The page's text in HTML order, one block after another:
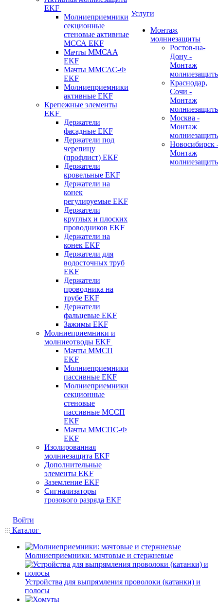
EKF
Молниеприемники
секционные
стеновые активные
МССА EKF
Мачты ММСАА
EKF
Мачты ММСАС-Ф
EKF
Молниеприемники
активные EKF
Крепежные элементы
EKF
Держатели
фасадные EKF
Держатели под
черепицу
(профлист) EKF
Держатели
кровельные EKF
Держатели на
конек
регулируемые EKF
Держатели
круглых и плоских
проводников EKF
Держатели на
конек EKF
Держатели для
водосточных труб
EKF
Держатели
проводника на
трубе EKF
Держатели
фальцевые EKF
Зажимы EKF
Молниеприемники и
молниеотводы EKF
Мачты ММСП
EKF
Молниеприемники
пассивные EKF
Молниеприемники
секционные
стеновые
пассивные МССП
EKF
Мачты ММСПС-Ф
EKF
Изолированная
молниезащита EKF
Дополнительные
элементы EKF
Заземление EKF
Сигнализаторы
грозового разряда EKF
Услуги
Монтаж
молниезащиты
Ростов-на-
Дону -
Монтаж
Краснодар,
Сочи -
Монтаж
Москва -
Монтаж
Новосибирск
Монтаж
Войти
Каталог
Молниеприемники: мачтовые и стержневые
Устройства для выпрямления проволоки (катанки) и
полосы